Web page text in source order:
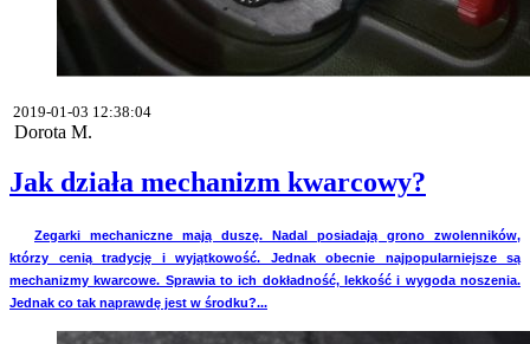
2019-01-03 12:38:04
Dorota M.
Jak działa mechanizm kwarcowy?
Zegarki mechaniczne mają duszę. Nadal posiadają grono zwolenników,
którzy cenią tradycję i wyjątkowość. Jednak obecnie najpopularniejsze są
mechanizmy kwarcowe. Sprawia to ich dokładność, lekkość i wygoda noszenia.
Jednak co tak naprawdę jest w środku?...